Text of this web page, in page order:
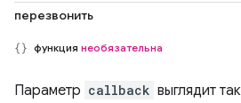
перезвонить
функция необязательна
Параметр callback выглядит